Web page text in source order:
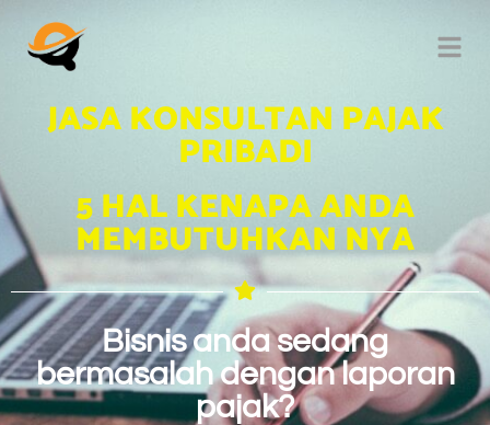
JASA KONSULTAN PAJAK
PRIBADI
5 HAL KENAPA ANDA
MEMBUTUHKAN NYA
Bisnis anda sedang
bermasalah dengan laporan
pajak?